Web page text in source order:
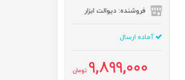
فروشنده: دیوالت ابزار
آماده ارسال
9,899,000 تومان